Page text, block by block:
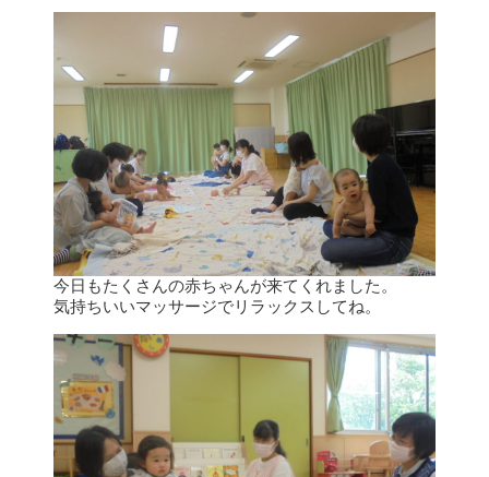
今日もたくさんの赤ちゃんが来てくれました。
気持ちいいマッサージでリラックスしてね。